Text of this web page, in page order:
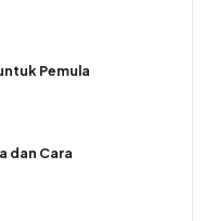
Pemula
dan Cara